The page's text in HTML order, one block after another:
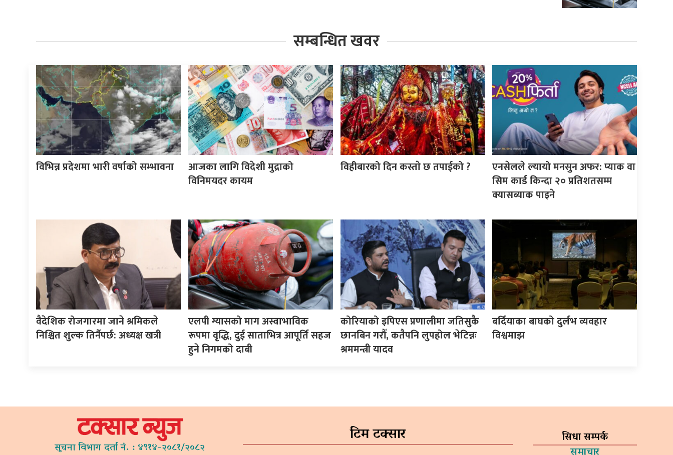
सम्बन्धित खवर
विभिन्न प्रदेशमा भारी वर्षाको सम्भावना
आजका लागि विदेशी मुद्राको
विनिमयदर कायम
विहीबारको दिन कस्ताे छ तपाईको ?
एनसेलले ल्यायो मनसुन अफर: प्याक वा
सिम कार्ड किन्दा २० प्रतिशतसम्म
क्यासब्याक पाइने
वैदेशिक रोजगारमा जाने श्रमिकले
निश्चित शुल्क तिर्नैपर्छ: अध्यक्ष खत्री
एलपी ग्यासको माग अस्वाभाविक
रूपमा वृद्धि, दुई साताभित्र आपूर्ति सहज
हुने निगमको दाबी
कोरियाको इपिएस प्रणालीमा जतिसुकै
छानबिन गरौँ, कतैपनि लुपहोल भेटिन्नः
श्रममन्त्री यादव
बर्दियाका बाघको दुर्लभ व्यवहार
विश्वमाझ
सूचना विभाग दर्ता नं. : ४९१४-२०८१/२०८२
टिम टक्सार सिधा सम्पर्क